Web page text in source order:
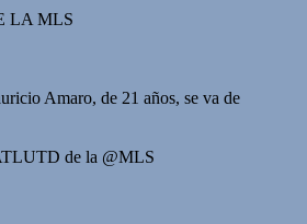
LA MLS
Amaro, de 21 años, se va de
de la @MLS